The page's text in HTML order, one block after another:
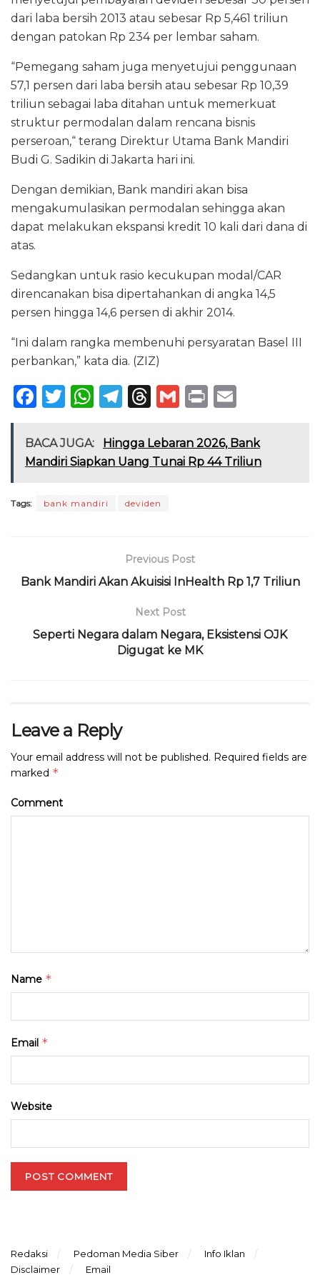
o
k
p
dari laba bersih 2013 atau sebesar Rp 5,461 triliun
dengan patokan Rp 234 per lembar saham.
“Pemegang saham juga menyetujui penggunaan
57,1 persen dari laba bersih atau sebesar Rp 10,39
triliun sebagai laba ditahan untuk memerkuat
struktur permodalan dalam rencana bisnis
perseroan,“ terang Direktur Utama Bank Mandiri
Budi G. Sadikin di Jakarta hari ini.
Dengan demikian, Bank mandiri akan bisa
mengakumulasikan permodalan sehingga akan
dapat melakukan ekspansi kredit 10 kali dari dana di
atas.
Sedangkan untuk rasio kecukupan modal/CAR
direncanakan bisa dipertahankan di angka 14,5
persen hingga 14,6 persen di akhir 2014.
“Ini dalam rangka membenuhi persyaratan Basel III
perbankan,” kata dia. (ZIZ)
F
c
e
o
T
it
te
W
a
ts
p
T
e
g
m
T
re
a
s
G
ai
l
P
n
t
ai
l
BACA JUGA:
Hingga Lebaran 2026, Bank
Mandiri Siapkan Uang Tunai Rp 44 Triliun
Tags: bank mandiri deviden
Previous Post
Bank Mandiri Akan Akuisisi InHealth Rp 1,7 Triliun
Next Post
Seperti Negara dalam Negara, Eksistensi OJK
Digugat ke MK
Leave a Reply
Your email address will not be published. Required fields are
marked *
Comment
Name *
Email *
Website
Redaksi Pedoman Media Siber
Info Iklan
Disclaimer
Email